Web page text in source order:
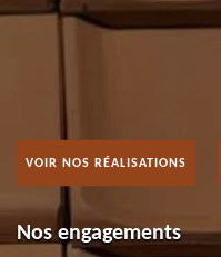
VOIR NOS RÉALISATIONS
Nos engagements